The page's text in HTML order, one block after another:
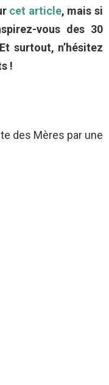
cet article, mais si
vous des 30
surtout, n’hésitez
!
des Mères par une